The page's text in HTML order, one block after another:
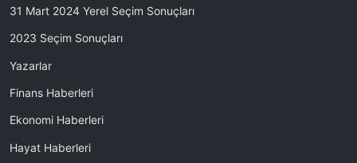
31 Mart 2024 Yerel Seçim Sonuçları
2023 Seçim Sonuçları
Yazarlar
Finans Haberleri
Ekonomi Haberleri
Hayat Haberleri